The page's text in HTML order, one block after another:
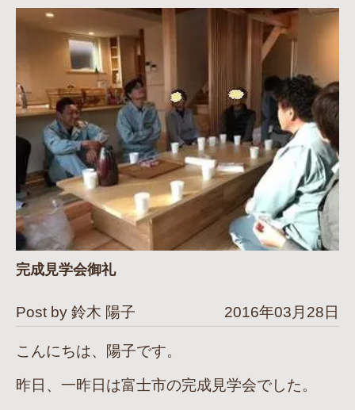
完成見学会御礼
Post by 鈴木 陽子 2016年03月28日
こんにちは、陽子です。
昨日、一昨日は富士市の完成見学会でした。